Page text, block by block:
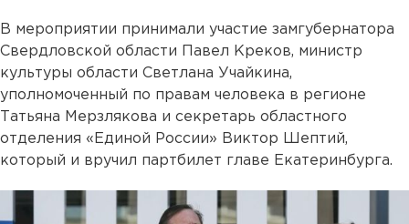
В мероприятии принимали участие замгубернатора
Свердловской области Павел Креков, министр
культуры области Светлана Учайкина,
уполномоченный по правам человека в регионе
Татьяна Мерзлякова и секретарь областного
отделения «Единой России» Виктор Шептий,
который и вручил партбилет главе Екатеринбурга.